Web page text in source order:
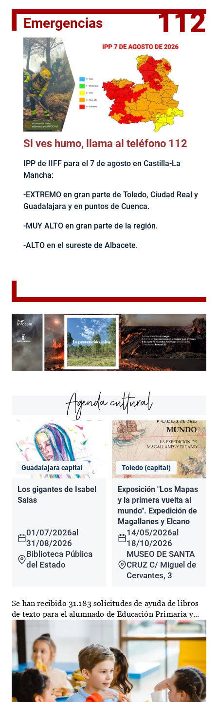
Emergencias 112
Si ves humo, llama al teléfono 112
IPP de IIFF para el 7 de agosto en Castilla-La
Mancha:
-EXTREMO en gran parte de Toledo, Ciudad Real y
Guadalajara y en puntos de Cuenca.
-MUY ALTO en gran parte de la región.
-ALTO en el sureste de Albacete.
Agenda cultural
Guadalajara capital
Los gigantes de Isabel
Salas
01/07/2026al
31/08/2026
Biblioteca Pública
del Estado
Toledo (capital)
Exposición "Los Mapas
y la primera vuelta al
mundo". Expedición de
Magallanes y Elcano
14/05/2026al
18/10/2026
MUSEO DE SANTA
CRUZ C/ Miguel de
Cervantes, 3
Se han recibido 31.183 solicitudes de ayuda de libros
de texto para el alumnado de Educación Primaria y...